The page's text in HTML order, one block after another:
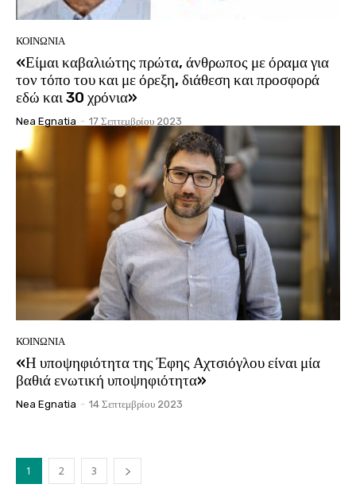
ΚΟΙΝΩΝΊΑ
«Είμαι καβαλιώτης πρώτα, άνθρωπος με όραμα για
τον τόπο του και με όρεξη, διάθεση και προσφορά
εδώ και 30 χρόνια»
Nea Egnatia - 17 Σεπτεμβρίου 2023
ΚΟΙΝΩΝΊΑ
«Η υποψηφιότητα της Έφης Αχτσιόγλου είναι μία
βαθιά ενωτική υποψηφιότητα»
Nea Egnatia - 14 Σεπτεμβρίου 2023
1 2 3